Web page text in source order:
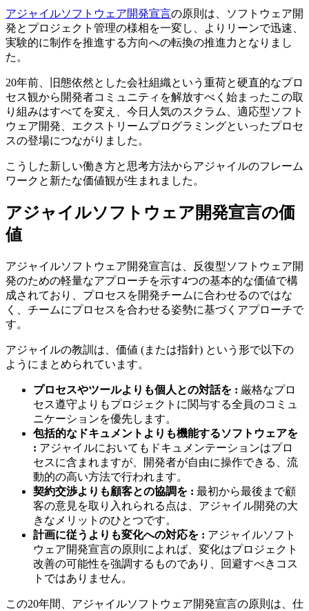
アジャイルソフトウェア開発宣言の原則は、ソフトウェア開
発とプロジェクト管理の様相を一変し、よりリーンで迅速、
実験的に制作を推進する方向への転換の推進力となりまし
た。
20年前、旧態依然とした会社組織という重荷と硬直的なプロ
セス観から開発者コミュニティを解放すべく始まったこの取
り組みはすべてを変え、今日人気のスクラム、適応型ソフト
ウェア開発、エクストリームプログラミングといったプロセ
スの登場につながりました。
こうした新しい働き方と思考方法からアジャイルのフレーム
ワークと新たな価値観が生まれました。
アジャイルソフトウェア開発宣言の価
値
アジャイルソフトウェア開発宣言は、反復型ソフトウェア開
発のための軽量なアプローチを示す4つの基本的な価値で構
成されており、プロセスを開発チームに合わせるのではな
く、チームにプロセスを合わせる姿勢に基づくアプローチで
す。
アジャイルの教訓は、価値 (または指針) という形で以下の
ようにまとめられています。
プロセスやツールよりも個人との対話を : 厳格なプロ
セス遵守よりもプロジェクトに関与する全員のコミュ
ニケーションを優先します。
包括的なドキュメントよりも機能するソフトウェアを
: アジャイルにおいてもドキュメンテーションはプロ
セスに含まれますが、開発者が自由に操作できる、流
動的の高い方法で行われます。
契約交渉よりも顧客との協調を : 最初から最後まで顧
客の意見を取り入れられる点は、アジャイル開発の大
きなメリットのひとつです。
計画に従うよりも変化への対応を : アジャイルソフト
ウェア開発宣言の原則によれば、変化はプロジェクト
改善の可能性を強調するものであり、回避すべきコス
トではありません。
この20年間、アジャイルソフトウェア開発宣言の原則は、仕